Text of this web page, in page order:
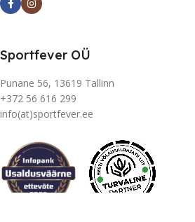
Sportfever OÜ
Punane 56, 13619 Tallinn
+372 56 616 299
info(at)sportfever.ee